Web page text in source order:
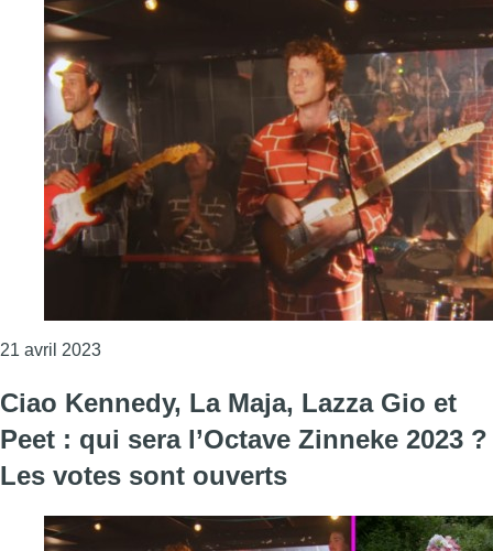
21 avril 2023Consulter l'article "Vous avez fait votre choix :
Ciao Kennedy, La Maja, Lazza Gio et
Peet : qui sera l’Octave Zinneke 2023 ?
Les votes sont ouverts